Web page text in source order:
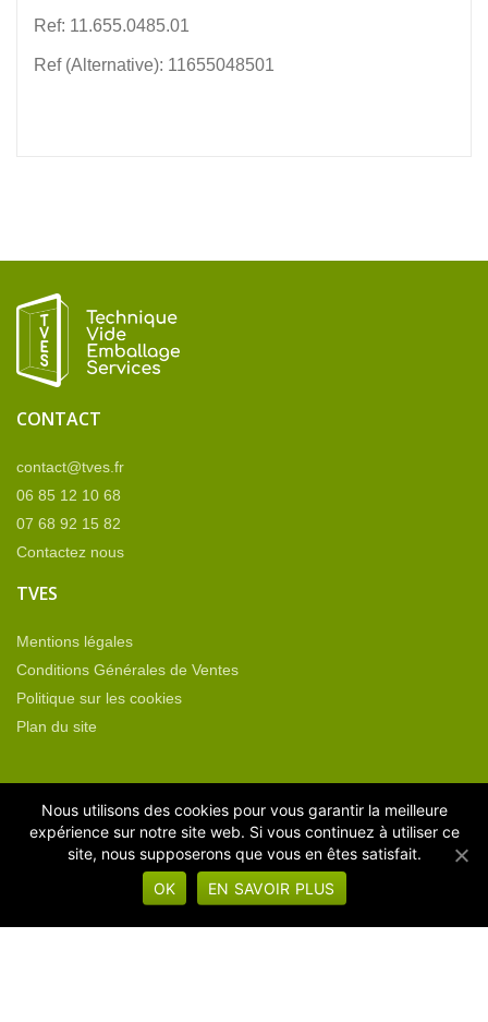
Ref: 11.655.0485.01
Ref (Alternative): 11655048501
CONTACT
contact@tves.fr
06 85 12 10 68
07 68 92 15 82
Contactez nous
TVES
Mentions légales
Conditions Générales de Ventes
Politique sur les cookies
Plan du site
CATÉGORIES DE PRODUITS
Equipement neuf
Machines d'occasion
Nous utilisons des cookies pour vous garantir la meilleure
expérience sur notre site web. Si vous continuez à utiliser ce
site, nous supposerons que vous en êtes satisfait.
OK
EN SAVOIR PLUS